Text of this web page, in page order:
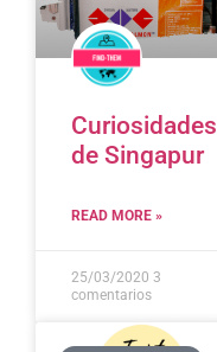
Curiosidades
de Singapur
READ MORE »
25/03/2020 3
comentarios